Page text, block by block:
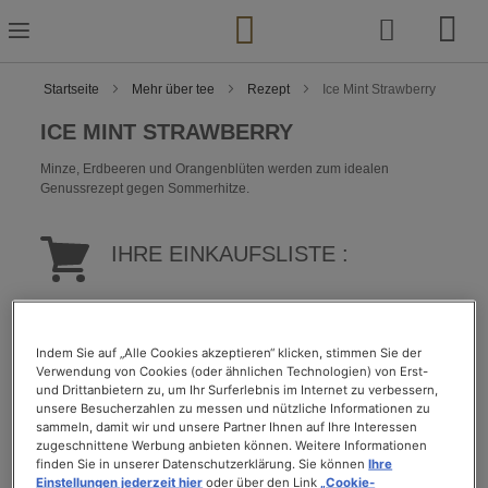
Inhalt
springen
Startseite Mehr über tee Rezept Ice Mint Strawberry
ICE MINT STRAWBERRY
Minze, Erdbeeren und Orangenblüten werden zum idealen
Genussrezept gegen Sommerhitze.
IHRE EINKAUFSLISTE :
5 Minzblätter
5 Tropfen Orangenblütenwasser
15 Eiswürfel*
VORBEREITUNG :
Indem Sie auf „Alle Cookies akzeptieren“ klicken, stimmen Sie der
Verwendung von Cookies (oder ähnlichen Technologien) von Erst-
und Drittanbietern zu, um Ihr Surferlebnis im Internet zu verbessern,
unsere Besucherzahlen zu messen und nützliche Informationen zu
sammeln, damit wir und unsere Partner Ihnen auf Ihre Interessen
zugeschnittene Werbung anbieten können. Weitere Informationen
finden Sie in unserer Datenschutzerklärung. Sie könnenIhre
Einstellungen jederzeit hier oder über den Link „Cookie-